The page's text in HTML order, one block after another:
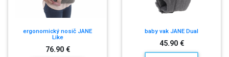
ergonomický nosič JANE
Like
76.90 €
baby vak JANE Dual
45.90 €